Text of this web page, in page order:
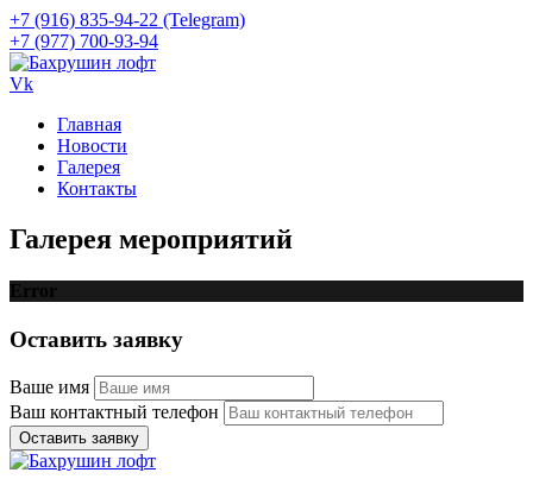
+7 (916) 835-94-22 (Telegram)
+7 (977) 700-93-94
Vk
Главная
Новости
Галерея
Контакты
Галерея мероприятий
Error
Оставить заявку
Ваше имя
Ваш контактный телефон
Оставить заявку